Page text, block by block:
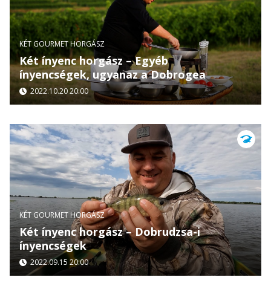
KÉT GOURMET HORGÁSZ
Két ínyenc horgász – Egyéb
ínyencségek, ugyanaz a Dobrogea
2022.10.20 20:00
KÉT GOURMET HORGÁSZ
Két ínyenc horgász – Dobrudzsa-i
ínyencségek
2022.09.15 20:00